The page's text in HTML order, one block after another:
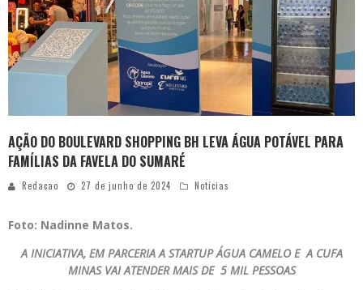
AÇÃO DO BOULEVARD SHOPPING BH LEVA ÁGUA POTÁVEL PARA
FAMÍLIAS DA FAVELA DO SUMARÉ
Redacao 27 de junho de 2024 Notícias
Foto: Nadinne Matos.
A INICIATIVA, EM PARCERIA A STARTUP ÁGUA CAMELO E A CUFA
MINAS VAI ATENDER MAIS DE 5 MIL PESSOAS